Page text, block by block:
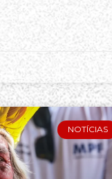
NOTÍCIAS